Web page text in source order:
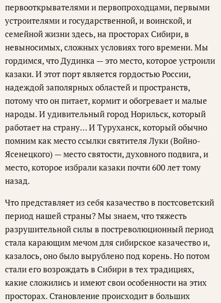
первооткрывателями и первопроходцами, первыми
устроителями и государственной, и воинской, и
семейной жизни здесь, на просторах Сибири, в
невыносимых, сложных условиях того времени. Мы
гордимся, что Дудинка — это место, которое устроили
казаки. И этот порт является гордостью России,
надеждой заполярных областей и пространств,
потому что он питает, кормит и обогревает и малые
народы. И удивительный город Норильск, который
работает на страну… И Туруханск, который обычно
помним как место ссылки святителя Луки (Войно-
Ясенецкого) — место святости, духовного подвига, и
место, которое избрали казаки почти 600 лет тому
назад.
Что представляет из себя казачество в постсоветский
период нашей страны? Мы знаем, что тяжесть
разрушительной силы в постреволюционный период
стала карающим мечом для сибирское казачество и,
казалось, оно было вырублено под корень. Но потом
стали его возрождать в Сибири в тех традициях,
какие сложились и имеют свои особенности на этих
просторах. Становление происходит в больших